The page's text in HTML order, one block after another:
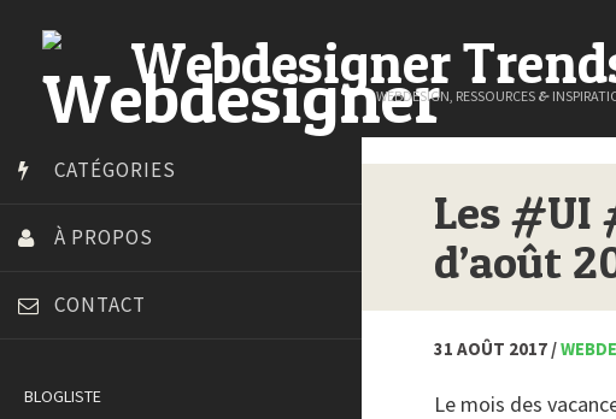
WebdesignerWEBDESIGN, RESSOURCES &
CATÉGORIES
À PROPOS
CONTACT
BLOGLISTE
Les #UI
d’août
31 AOÛT 2017 /
Le mois des